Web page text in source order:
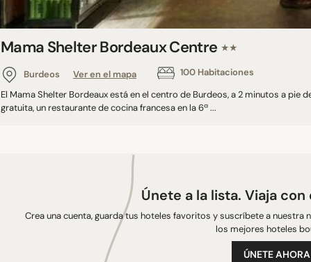
Mama Shelter Bordeaux Centre ★★
Burdeos Ver en el mapa 100 Habitaciones
El Mama Shelter Bordeaux está en el centro de Burdeos, a 2 minutos a pie
gratuita, un restaurante de cocina francesa en la 6ª ...
Únete a la lista. Viaja
Crea una cuenta, guarda tus hoteles favoritos y suscríbete a
los mejores hoteles
ÚNETE AHORA